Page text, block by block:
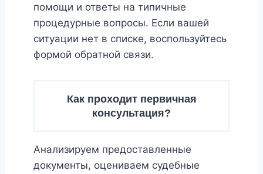
помощи и ответы на типичные
процедурные вопросы. Если вашей
ситуации нет в списке, воспользуйтесь
формой обратной связи.
Как проходит первичная
консультация?
Анализируем предоставленные
документы, оцениваем судебные